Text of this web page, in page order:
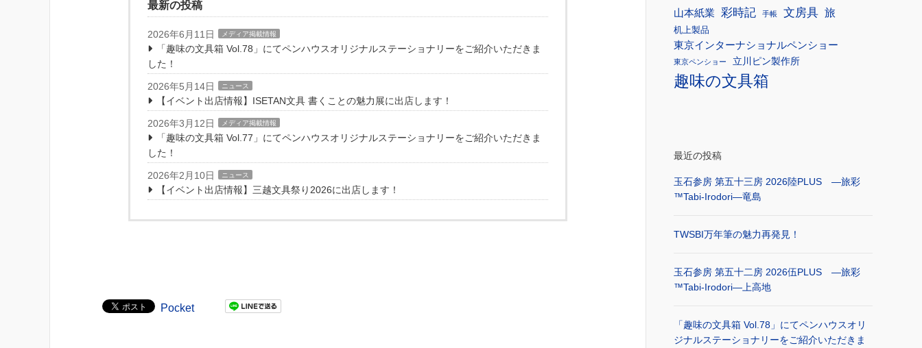
最新の投稿
2026年6月11日 メディア掲載情報
「趣味の文具箱 Vol.78」にてペンハウスオリジナルステーショナリーをご紹介いただきま
した！
2026年5月14日 ニュース
【イベント出店情報】ISETAN文具 書くことの魅力展に出店します！
2026年3月12日 メディア掲載情報
「趣味の文具箱 Vol.77」にてペンハウスオリジナルステーショナリーをご紹介いただきま
した！
2026年2月10日 ニュース
【イベント出店情報】三越文具祭り2026に出店します！
Pocket
山本紙業
彩時記 手帳 文房具 旅
机上製品
東京インターナショナルペンショー
東京ペンショー 立川ピン製作所
趣味の文具箱
最近の投稿
玉石参房 第五十三房 2026陸PLUS ―旅彩
™Tabi-Irodori―竜島
TWSBI万年筆の魅力再発見！
玉石参房 第五十二房 2026伍PLUS ―旅彩
™Tabi-Irodori―上高地
「趣味の文具箱 Vol.78」にてペンハウスオリ
ジナルステーショナリーをご紹介いただきま